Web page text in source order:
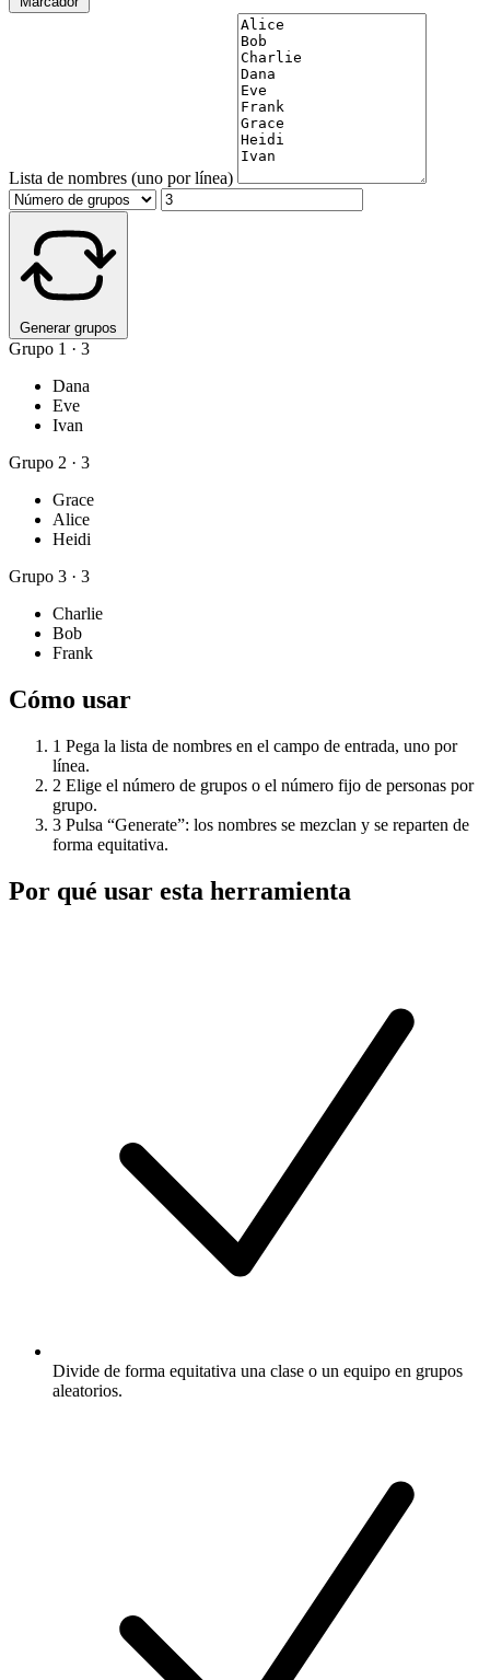
Lista de nombres (uno por línea)
Generar grupos
Grupo 1 · 3
Dana
Eve
Ivan
Grupo 2 · 3
Grace
Alice
Heidi
Grupo 3 · 3
Charlie
Bob
Frank
Cómo usar
1 Pega la lista de nombres en el campo de entrada, uno por
línea.
2 Elige el número de grupos o el número fijo de personas por
grupo.
3 Pulsa “Generate”: los nombres se mezclan y se reparten de
forma equitativa.
Por qué usar esta herramienta
Divide de forma equitativa una clase o un equipo en grupos
aleatorios.